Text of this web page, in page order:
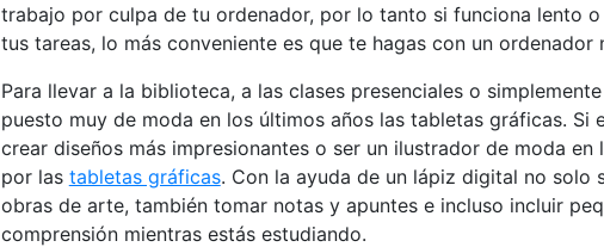
trabajo por culpa de tu ordenador, por lo tanto si funciona lento
tus tareas, lo más conveniente es que te hagas con un
Para llevar a la biblioteca, a las clases presenciales o
puesto muy de moda en los últimos años las tabletas gráficas. Si
crear diseños más impresionantes o ser un ilustrador de moda
por las tabletas gráficas. Con la ayuda de un lápiz digital no solo
obras de arte, también tomar notas y apuntes e incluso incluir
comprensión mientras estás estudiando.